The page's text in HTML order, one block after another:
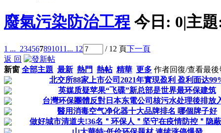
廢氣污染防治工程 今日: 0|主
1 ... 234567891011 ... 12 / 12 頁下一頁
返 回
新窗 全部主題 最新 熱門 熱帖 精華 更多 作者回復/查看最後
北交所88家上市公司2021年實現盈利 盈利面达
英媒质疑苹果“飞碟”新总部是世界最环保建筑
台灣环保團體反對日本东電公司核污水处理後排放
醫用消毒空气净化器十大品牌排名 哪個牌子好
做好城市清道夫!36名＂环保人＂坚守在疫情防控＂隐